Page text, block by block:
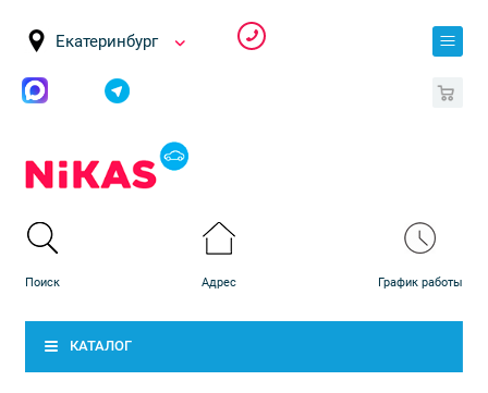
Екатеринбург
КАТАЛОГ